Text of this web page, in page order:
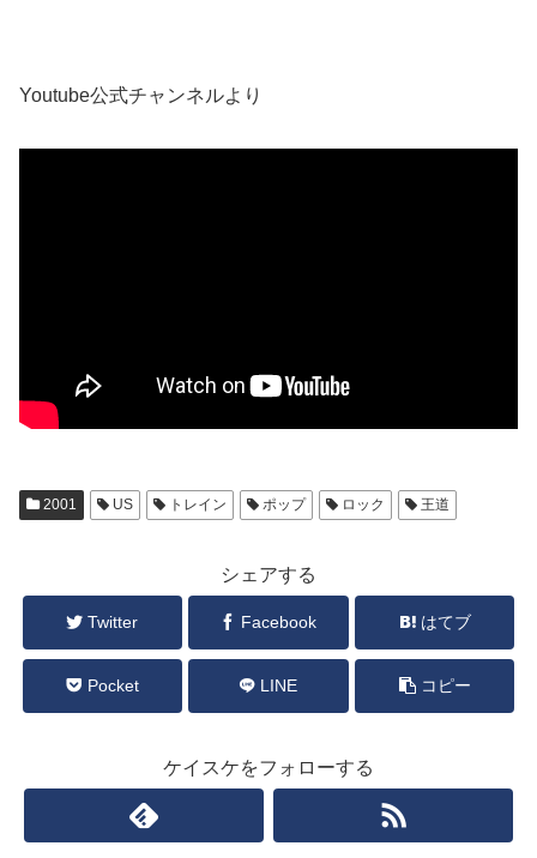
Youtube公式チャンネルより
2001 US トレイン ポップ ロック 王道
シェアする
Twitter Facebook はてブ
Pocket LINE コピー
ケイスケをフォローする